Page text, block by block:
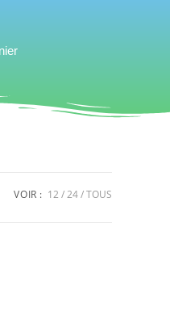
VOIR : 12 24 TOUS